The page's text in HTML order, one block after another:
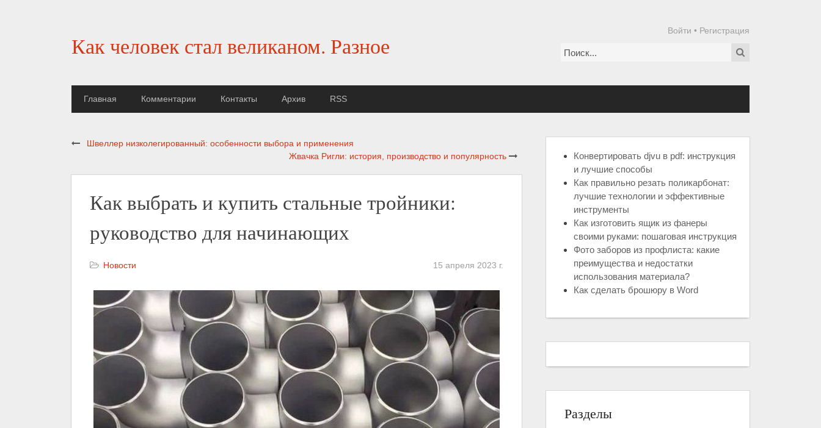
Как человек стал великаном. Разное
Войти • Регистрация
Главная Комментарии Контакты Архив RSS
Швеллер низколегированный: особенности выбора и применения
Жвачка Ригли: история, производство и популярность
Как выбрать и купить стальные тройники:
руководство для начинающих
Новости 15 апреля 2023 г.
Конвертировать djvu в pdf: инструкция
и лучшие способы
Как правильно резать поликарбонат:
лучшие технологии и эффективные
инструменты
Как изготовить ящик из фанеры
своими руками: пошаговая инструкция
Фото заборов из профлиста: какие
преимущества и недостатки
использования материала?
Как сделать брошюру в Word
Разделы